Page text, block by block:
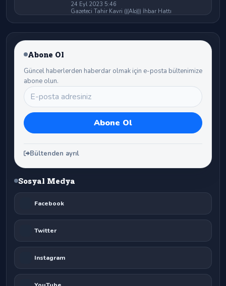
24 Eyl 2023 5:46
Gazeteci Tahir Kavri (((Alo))) İhbar Hattı
Abone Ol
Güncel haberlerden haberdar olmak için e-posta bültenimize
abone olun.
Bültenden ayrıl
Sosyal Medya
Facebook
Twitter
Instagram